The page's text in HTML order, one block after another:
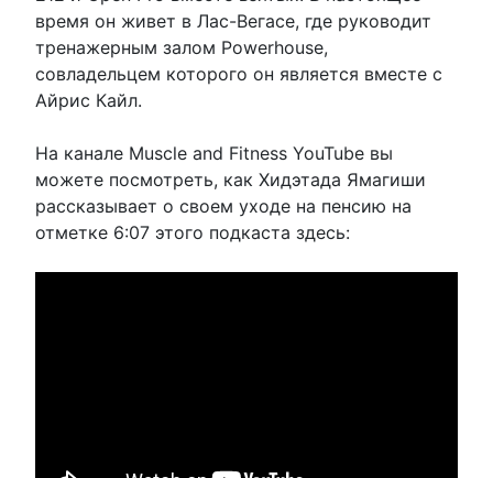
время он живет в Лас-Вегасе, где руководит
тренажерным залом Powerhouse,
совладельцем которого он является вместе с
Айрис Кайл.
На канале Muscle and Fitness YouTube вы
можете посмотреть, как Хидэтада Ямагиши
рассказывает о своем уходе на пенсию на
отметке 6:07 этого подкаста здесь: